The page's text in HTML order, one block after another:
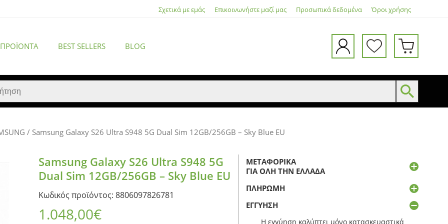
Σχετικά με εμάς Επικοινωνήστε μαζί μας Προσωπικά δεδομένα Όροι χρήσης
BEST SELLERS BLOG
ACCESSORIES
/ Samsung Galaxy S26 Ultra S948 5G Dual Sim 12GB/256GB – Sky Blue EU
Samsung Galaxy S26 Ultra S948 5G
Dual Sim 12GB/256GB – Sky Blue EU
Κωδικός προϊόντος: 8806097826781
1.048,00€
ΜΕΤΑΦΟΡΙΚΆ
ΓΙΑ ΌΛΗ ΤΗΝ ΕΛΛΆΔΑ
ΠΛΗΡΩΜΉ
ΕΓΓΎΗΣΗ
Η εγγύηση καλύπτει μόνο κατασκευαστικά